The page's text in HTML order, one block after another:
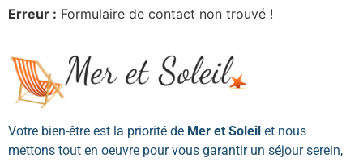
Erreur : Formulaire de contact non trouvé !
Votre bien-être est la priorité de Mer et Soleil et nous
mettons tout en oeuvre pour vous garantir un séjour serein,